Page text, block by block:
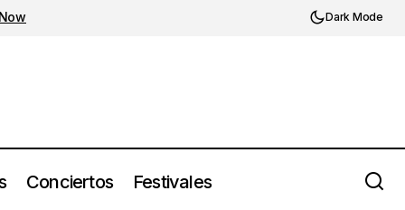
Dark Mode
Conciertos Festivales